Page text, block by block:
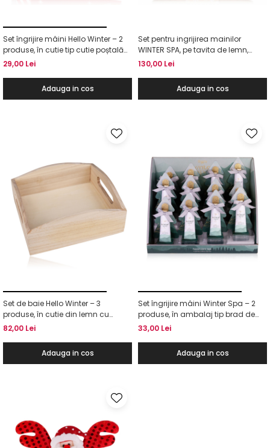
Set îngrijire mâini Hello Winter – 2
produse, în cutie tip cutie poștală
„Letters to Santa”
29,00 Lei
Adauga in cos
Set pentru ingrijirea mainilor
WINTER SPA, pe tavita de lemn,
Accentra
130,00 Lei
Adauga in cos
Set de baie Hello Winter – 3
produse, în cutie din lemn cu
fundiță
82,00 Lei
Adauga in cos
Set îngrijire mâini Winter Spa – 2
produse, în ambalaj tip brad de
Crăciun
33,00 Lei
Adauga in cos